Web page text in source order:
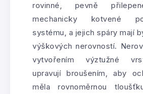
rovinné, pevně
mechanicky kotvené
systému, a jejich spáry mají
výškových nerovností.
vytvořením výztužné
upravují broušením, aby
měla rovnoměrnou